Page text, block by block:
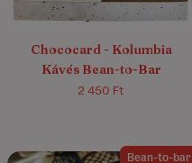
Chococard - Kolumbia
Kávés Bean-to-Bar
2 450 Ft
Bean-to-bar